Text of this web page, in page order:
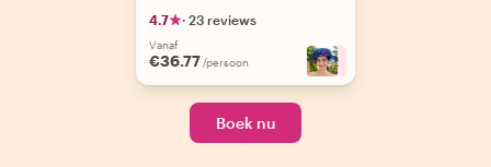
4.7 · 23 reviews
Vanaf
€36.77 /persoon +2
Boek nu